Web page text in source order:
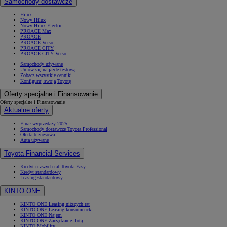
Hilux
Nowy Hilux
Nowy Hilux Electric
PROACE Max
PROACE
PROACE Verso
PROACE CITY
PROACE CITY Verso
Samochody używane
Umów się na jazdę testową
Zobacz wszystkie cenniki
Konfiguruj swoją Toyotę
Oferty specjalne i Finansowanie
Oferty specjalne i Finansowanie
Aktualne oferty
Finał wyprzedaży 2025
Samochody dostawcze Toyota Professional
Oferta biznesowa
Auta używane
Toyota Financial Services
Kredyt niższych rat Toyota Easy
Kredyt standardowy
Leasing standardowy
KINTO ONE
KINTO ONE Leasing niższych rat
KINTO ONE Leasing konsumencki
KINTO ONE Najem
KINTO ONE Zarządzanie flotą